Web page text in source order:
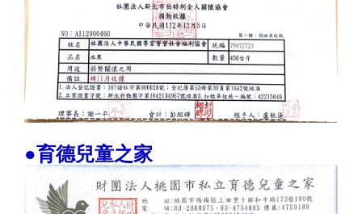
●育德兒童之家